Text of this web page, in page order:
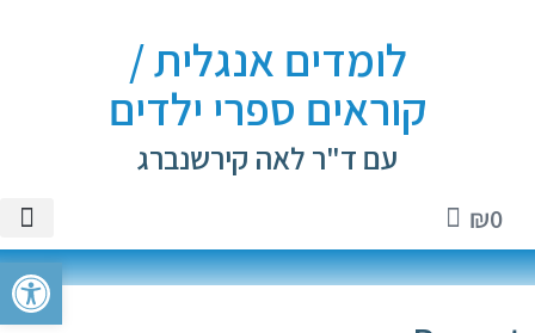
לומדים אנגלית /
קוראים ספרי ילדים
עם ד"ר לאה קירשנברג
₪0
פתח